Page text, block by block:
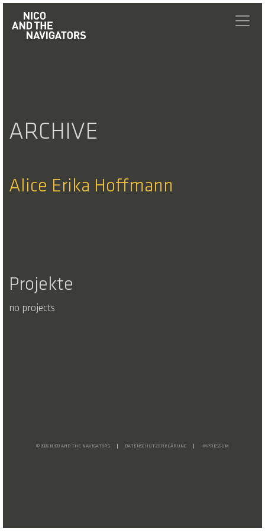
ARCHIVE
Alice Erika Hoffmann
Projekte
no projects
© 2026 NICO AND THE NAVIGATORS DATENSCHUTZERKLÄRUNG IMPRESSUM